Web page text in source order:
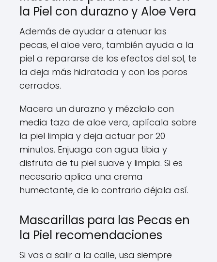
la Piel con durazno y Aloe Vera
Además de ayudar a atenuar las
pecas, el aloe vera, también ayuda a la
piel a repararse de los efectos del sol, te
la deja más hidratada y con los poros
cerrados.
Macera un durazno y mézclalo con
media taza de aloe vera, aplícala sobre
la piel limpia y deja actuar por 20
minutos. Enjuaga con agua tibia y
disfruta de tu piel suave y limpia. Si es
necesario aplica una crema
humectante, de lo contrario déjala así.
Mascarillas para las Pecas en
la Piel recomendaciones
Si vas a salir a la calle, usa siempre